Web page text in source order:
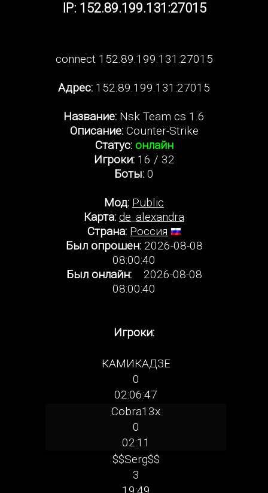
IP: 152.89.199.131:27015
connect 152.89.199.131:27015
Адрес: 152.89.199.131:27015
Название: Nsk Team cs 1.6
Описание:Counter-Strike
Статус: онлайн
Игроки:16 / 32
Боты: 0
Мод: Public
Карта: de_alexandra
Страна: Россия
Был опрошен:2026-08-08
08:00:40
Был онлайн:2026-08-08
08:00:40
Игроки:
КАМИКАДЗЕ
0
02:06:47
Cobra13x
0
02:11
$$Serg$$
3